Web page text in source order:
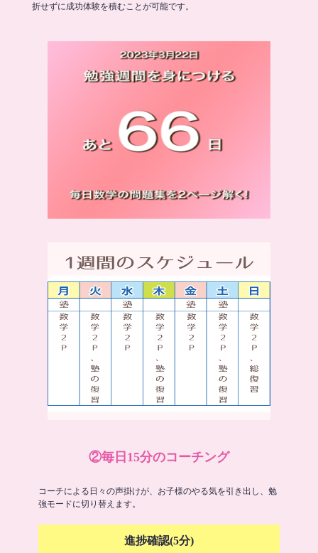
折せずに成功体験を積むことが可能です。
②毎日15分のコーチング
コーチによる日々の声掛けが、お子様のやる気を引き出し、勉
強モードに切り替えます。
進捗確認(5分)